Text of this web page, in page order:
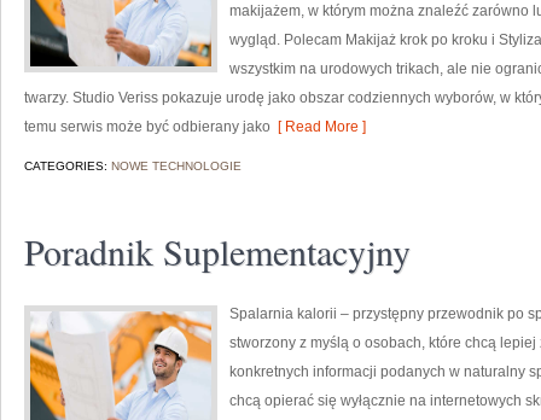
makijażem, w którym można znaleźć zarówno
wygląd. Polecam Makijaż krok po kroku i
wszystkim na urodowych trikach, ale nie
twarzy. Studio Veriss pokazuje urodę jako obszar codziennych wyborów, w
temu serwis może być odbierany jako [ Read More ]
CATEGORIES: NOWE TECHNOLOGIE
Poradnik Suplementacyjny
Spalarnia kalorii – przystępny przewodnik po
stworzony z myślą o osobach, które chcą
konkretnych informacji podanych w naturalny
chcą opierać się wyłącznie na internetowych